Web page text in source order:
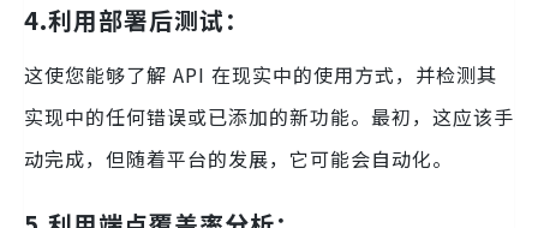
4.利用部署后测试：
这使您能够了解 API 在现实中的使用方式，并检测其
实现中的任何错误或已添加的新功能。最初，这应该手
动完成，但随着平台的发展，它可能会自动化。